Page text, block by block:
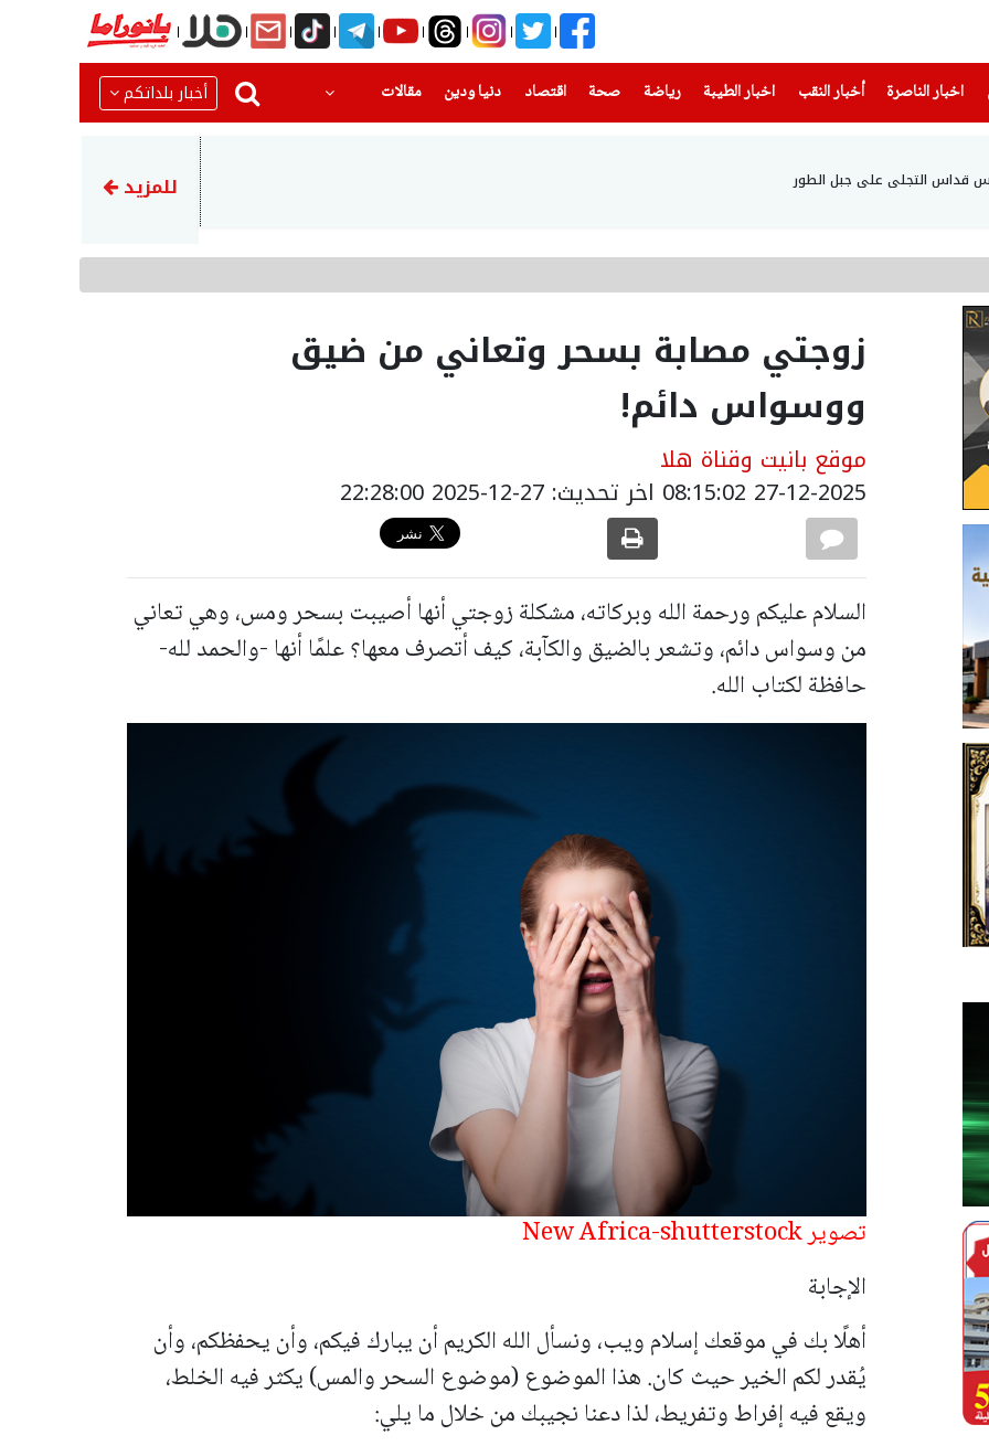
اخبار الناصرة
(current) أخبار النقب اخبار الطيبة(current) رياضة
(current) صحة(current) اقتصاد دنيا ودين
(current) مقالات أخبار بلداتكم
قداس التجلي على جبل الطور وفد طبي من جمعية أطباء
للمزيد
زوجتي مصابة بسحر وتعاني من ضيق
ووسواس دائم!
موقع بانيت وقناة هلا
27-12-2025 08:15:02 اخر تحديث: 27-12-2025 22:28:00
السلام عليكم ورحمة الله وبركاته، مشكلة زوجتي أنها أصيبت بسحر ومس، وهي تعاني
من وسواس دائم، وتشعر بالضيق والكآبة، كيف أتصرف معها؟ علمًا أنها -والحمد لله-
حافظة لكتاب الله.
تصوير New Africa-shutterstock
الإجابة
أهلًا بك في موقعك إسلام ويب، ونسأل الله الكريم أن يبارك فيكم، وأن يحفظكم، وأن
يُقدر لكم الخير حيث كان.هذا الموضوع (موضوع السحر والمس) يكثر فيه الخلط،
ويقع فيه إفراط وتفريط، لذا دعنا نجيبك من خلال ما يلي: